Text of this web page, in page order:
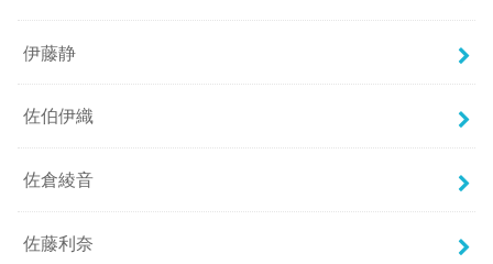
伊藤静
佐伯伊織
佐倉綾音
佐藤利奈